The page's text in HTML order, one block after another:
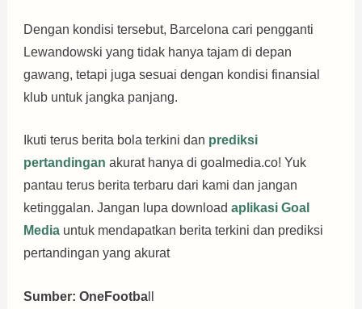
Dengan kondisi tersebut, Barcelona cari pengganti
Lewandowski yang tidak hanya tajam di depan
gawang, tetapi juga sesuai dengan kondisi finansial
klub untuk jangka panjang.
Ikuti terus berita bola terkini dan prediksi
pertandingan akurat hanya di goalmedia.co! Yuk
pantau terus berita terbaru dari kami dan jangan
ketinggalan. Jangan lupa download aplikasi Goal
Mediauntuk mendapatkan berita terkini dan prediksi
pertandingan yang akurat
Sumber: OneFootball